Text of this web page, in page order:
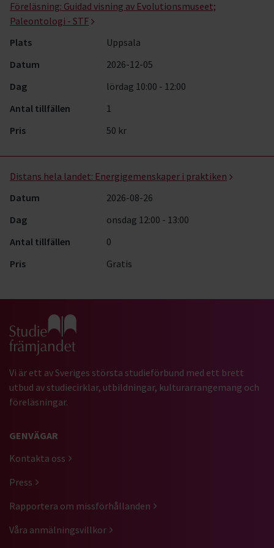
Föreläsning: Guidad visning av Evolutionsmuseet;
Paleontologi - STF
Plats
Uppsala
Datum
2026-12-05
Dag
lördag 10:00 - 12:00
Antal tillfällen
1
Pris
50 kr
Distans hela landet: Energigemenskaper i praktiken
Datum
2026-08-26
Dag
onsdag 12:00 - 13:00
Antal tillfällen
0
Pris
Gratis
Gå till studiefrämjandets startsida
Vi är ett av Sveriges största studieförbund med ett brett
utbud av studiecirklar, utbildningar, kulturarrangemang och
föreläsningar.
GENVÄGAR
Kontakta oss
Press
Rapportera om missförhållanden
Våra anmälningsvillkor